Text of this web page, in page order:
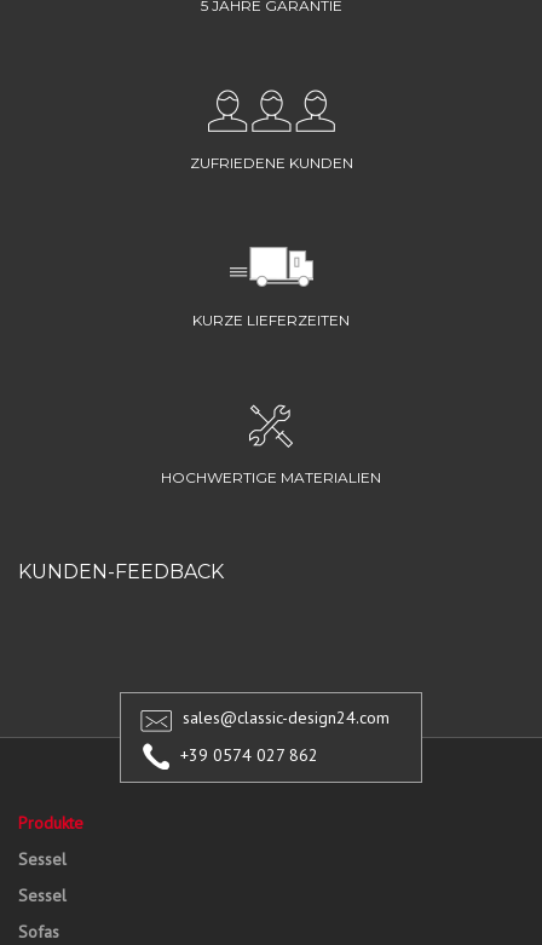
5 JAHRE GARANTIE
ZUFRIEDENE KUNDEN
KURZE LIEFERZEITEN
HOCHWERTIGE MATERIALIEN
KUNDEN-FEEDBACK
sales@classic-design24.com
+39 0574 027 862
Produkte
Sessel
Sessel
Sofas